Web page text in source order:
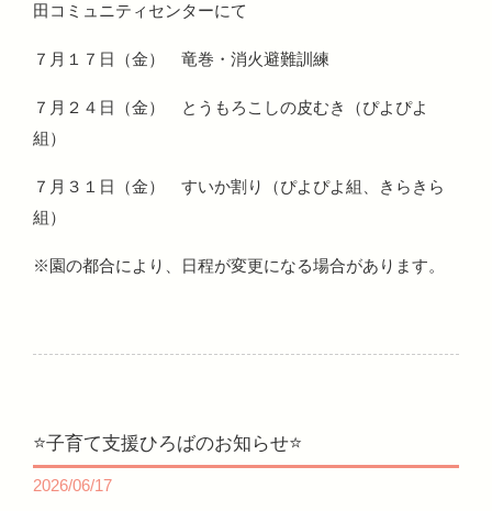
田コミュニティセンターにて
７月１７日（金） 竜巻・消火避難訓練
７月２４日（金） とうもろこしの皮むき（ぴよぴよ
組）
７月３１日（金） すいか割り（ぴよぴよ組、きらきら
組）
※園の都合により、日程が変更になる場合があります。
⭐子育て支援ひろばのお知らせ⭐
2026/06/17